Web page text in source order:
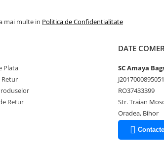
Festivalul Internațional
Biserica Catolică
sub lumina caldă
loc plin de viață?
mai multe in Politica de Confidentialitate
Plata
Retur
Retur
DATE
SC Amaya
J2017000895051
RO37433399
Str. Traian
Oradea, Bihor